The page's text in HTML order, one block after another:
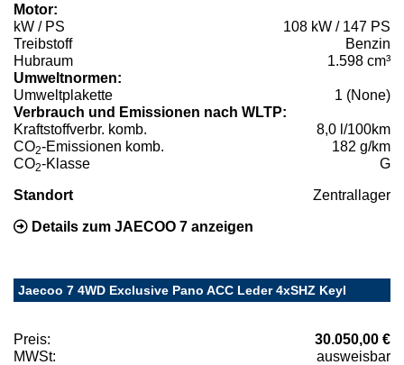
Motor:
kW / PS
108 kW / 147 PS
Treibstoff
Benzin
Hubraum
1.598 cm³
Umweltnormen:
Umweltplakette
1 (None)
Verbrauch und Emissionen nach WLTP:
Kraftstoffverbr. komb.
8,0 l/100km
CO2-Emissionen komb.
182 g/km
CO2-Klasse G
Standort Zentrallager
Details zum JAECOO 7 anzeigen
Jaecoo 7 4WD Exclusive Pano ACC Leder 4xSHZ Keyl
Preis:
30.050,00 €
MWSt:
ausweisbar